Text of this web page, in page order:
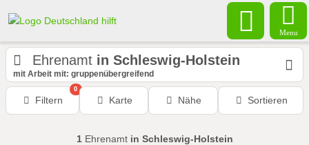
Menu
Ehrenamt in Schleswig-Holstein
mit Arbeit mit: gruppenübergreifend
Filtern
0
Karte Nähe Sortieren
1Ehrenamt in Schleswig-Holstein